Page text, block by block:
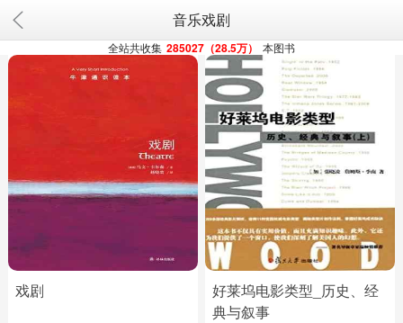
音乐戏剧
全站共收集 285027（28.5万） 本图书
戏剧
好莱坞电影类型_历史、经
典与叙事